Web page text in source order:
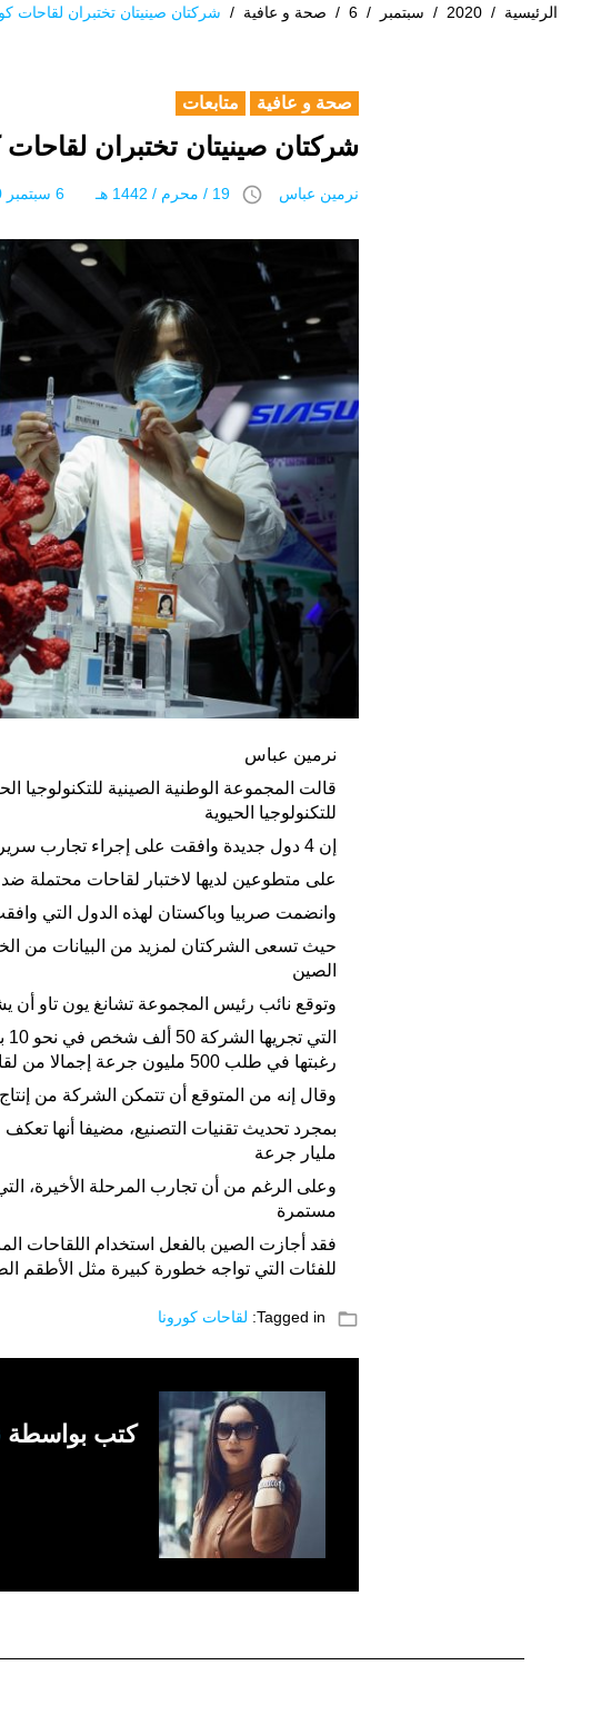
الرئيسية /
2020
/ سبتمبر /
6
/ صحة و عافية / شركتان صينيتان تختبران لقاحات
صحة و عافية متابعات
شركتان صينيتان تختبران
نرمين عباس access_time 19 / محرم / 1442 هـ 6 سبتمبر 2020
نرمين عباس
قالت المجموعة الوطنية الصينية
للتكنولوجيا الحيوية
إن 4 دول جديدة وافقت على إجراء تجارب سريرية في مرحلة متقدمة
على متطوعين لديها لاختبار لقاحات محتملة
وانضمت صربيا وباكستان لهذه الدول التي
حيث تسعى الشركتان لمزيد من البيانات من
الصين
وتوقع نائب رئيس المجموعة تشانغ يون تاو أن
رغبتها في طلب 500 مليون جرعة إجمالا من لقاحاتها
وقال إنه من المتوقع أن تتمكن الشركة من إنتاج 300 مليون جرعة سنويا
بمجرد تحديث تقنيات التصنيع، مضيفا أنها
مليار جرعة
وعلى الرغم من أن تجارب المرحلة الأخيرة،
مستمرة
فقد أجازت الصين بالفعل استخدام اللقاحات
للفئات التي تواجه خطورة كبيرة مثل الأطقم
folder_open
Tagged in: لقاحات كورونا
كتب بواسطة